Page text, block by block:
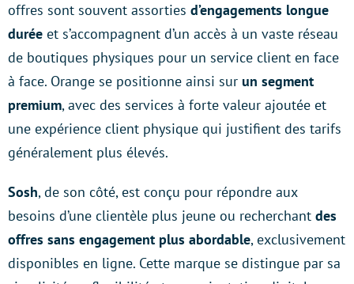
offres sont souvent assorties d’engagements longue
durée et s’accompagnent d’un accès à un vaste réseau
de boutiques physiques pour un service client en face
à face. Orange se positionne ainsi sur un segment
premium, avec des services à forte valeur ajoutée et
une expérience client physique qui justifient des tarifs
généralement plus élevés.
Sosh, de son côté, est conçu pour répondre aux
besoins d’une clientèle plus jeune ou recherchant des
offres sans engagement plus abordable, exclusivement
disponibles en ligne. Cette marque se distingue par sa